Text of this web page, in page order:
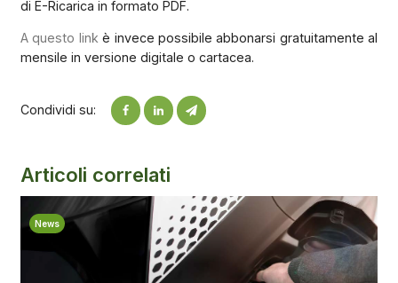
di E-Ricarica in formato PDF.
A questo link è invece possibile abbonarsi gratuitamente al
mensile in versione digitale o cartacea.
Condividi su:
Articoli correlati
News